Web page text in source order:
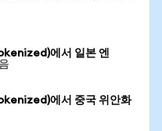
에서 일본 엔
에서 중국 위안화